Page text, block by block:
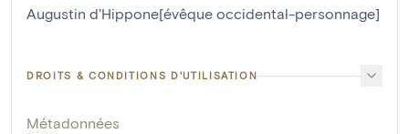
Augustin d'Hippone[évêque occidental-personnage]
DROITS & CONDITIONS D'UTILISATION
Métadonnées